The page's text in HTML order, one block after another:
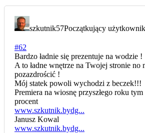
szkutnik57Początkujący użytkownik
#62
Bardzo ładnie się prezentuje na wodzie !
A to ładne wnętrze na Twojej stronie no
pozazdrościć !
Mój statek powoli wychodzi z beczek!!!
Premiera na wiosnę przyszłego roku tym
procent
www.szkutnik.bydg...
Janusz Kowal
www.szkutnik.bydg...